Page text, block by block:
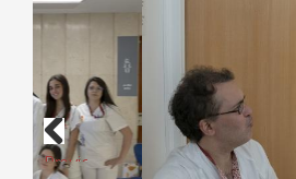
Previous